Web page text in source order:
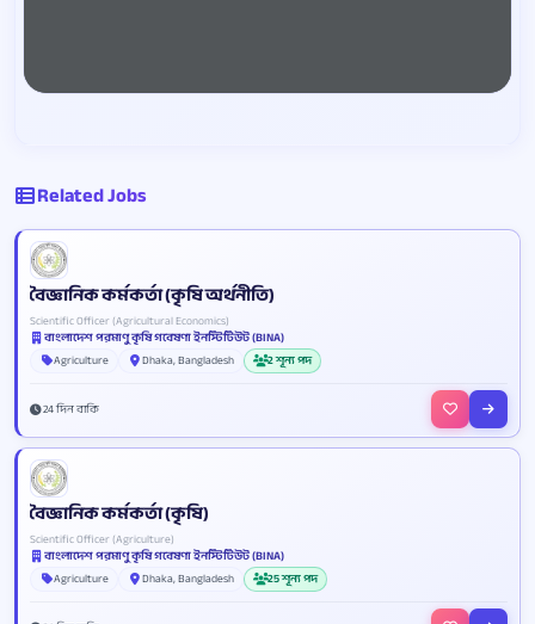
Related Jobs
বৈজ্ঞানিক কর্মকর্তা (কৃষি অর্থনীতি)
Scientific Officer (Agricultural Economics)
বাংলাদেশ পরমাণু কৃষি গবেষণা ইনস্টিটিউট (BINA)
Agriculture
Dhaka, Bangladesh 2 শূন্য পদ
24 দিন বাকি
বৈজ্ঞানিক কর্মকর্তা (কৃষি)
Scientific Officer (Agriculture)
বাংলাদেশ পরমাণু কৃষি গবেষণা ইনস্টিটিউট (BINA)
Agriculture
Dhaka, Bangladesh 25 শূন্য পদ